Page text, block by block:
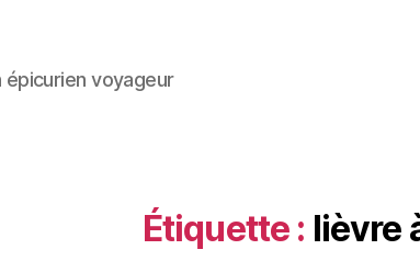
voyageur
Étiquette : lièvre